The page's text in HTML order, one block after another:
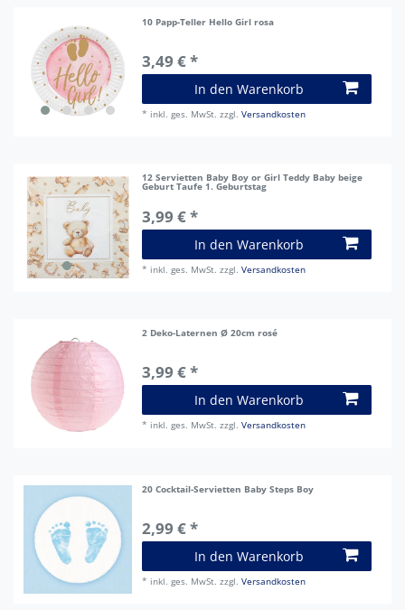
10 Papp-Teller Hello Girl rosa
3,49 € *
In den Warenkorb
* inkl. ges. MwSt. zzgl.Versandkosten
12 Servietten Baby Boy or Girl Teddy Baby beige
Geburt Taufe 1. Geburtstag
3,99 € *
In den Warenkorb
* inkl. ges. MwSt. zzgl.Versandkosten
2 Deko-Laternen Ø 20cm rosé
3,99 € *
In den Warenkorb
* inkl. ges. MwSt. zzgl.Versandkosten
20 Cocktail-Servietten Baby Steps Boy
2,99 € *
In den Warenkorb
* inkl. ges. MwSt. zzgl.Versandkosten